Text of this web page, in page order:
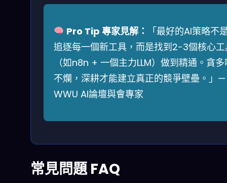
Pro Tip 專家見解：
「最好的AI策略不
追逐每一個新工具，而是找到2-3個核心
（如n8n + 一個主力LLM）做到精通。貪
不爛，深耕才能建立真正的競爭壁壘。」—
WWU AI論壇與會專家
常見問題 FAQ